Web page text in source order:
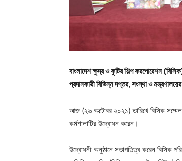
বাংলাদেশ ক্ষুদ্র ও কুটির শিল্প করপোরেশন
প্রদানকারী বিভিন্ন দপ্তর, সংস্থা ও
আজ (২৬ অক্টোবর ২০২১) তারিখে বিসিক
কর্মশালাটির উদ্বোধন করেন।
উদ্বোধনী অনুষ্ঠানে সভাপতিত্ব করেন বিসিক